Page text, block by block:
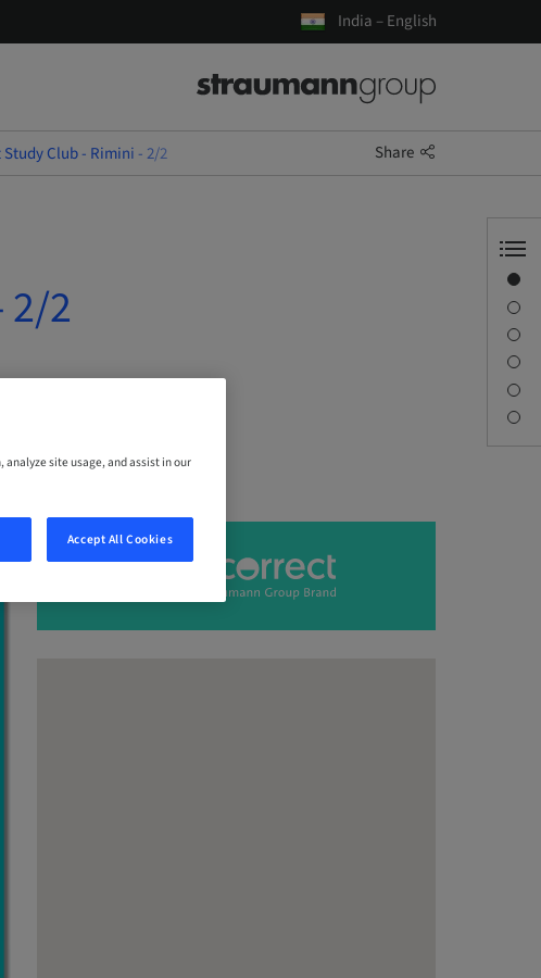
India – English
Club - Rimini - 2/2 Share
2/2
analyze site usage, and assist in our
Accept All Cookies